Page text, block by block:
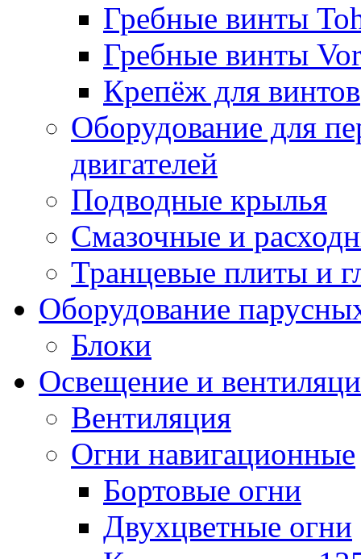
Гребные винты
Гребные винты
Крепёж для винтов
Оборудование для
двигателей
Подводные крылья
Смазочные и
Транцевые плиты и
Оборудование
Блоки
Освещение и
Вентиляция
Огни навигационные
Бортовые огни
Двухцветные огни